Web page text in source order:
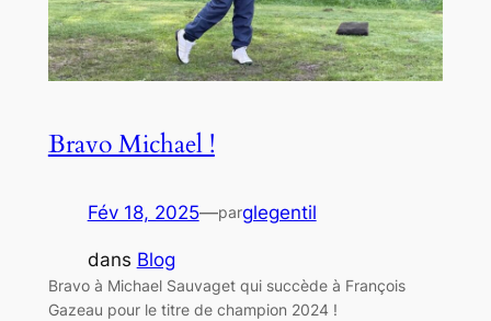
Bravo Michael !
Fév 18, 2025—parglegentil
dans Blog
Bravo à Michael Sauvaget qui succède à François
Gazeau pour le titre de champion 2024 !